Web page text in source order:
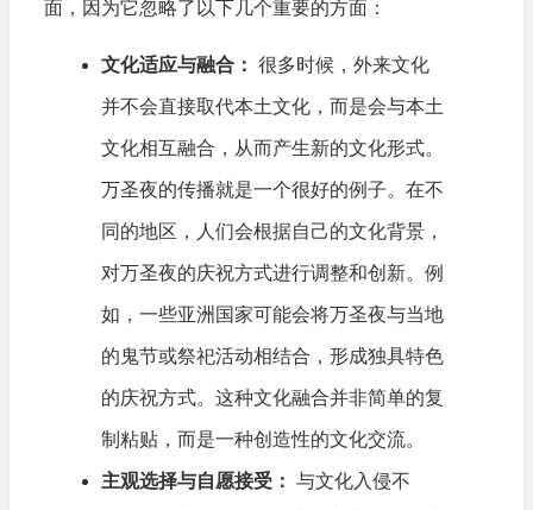
面，因为它忽略了以下几个重要的方面：
文化适应与融合： 很多时候，外来文化
并不会直接取代本土文化，而是会与本土
文化相互融合，从而产生新的文化形式。
万圣夜的传播就是一个很好的例子。在不
同的地区，人们会根据自己的文化背景，
对万圣夜的庆祝方式进行调整和创新。例
如，一些亚洲国家可能会将万圣夜与当地
的鬼节或祭祀活动相结合，形成独具特色
的庆祝方式。这种文化融合并非简单的复
制粘贴，而是一种创造性的文化交流。
主观选择与自愿接受： 与文化入侵不